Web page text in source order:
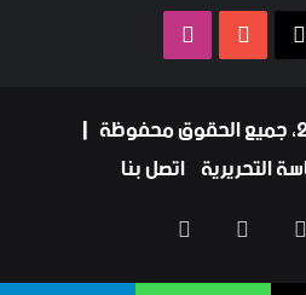
‫YouTube
التحريرية اتصل بنا
‫YouTube